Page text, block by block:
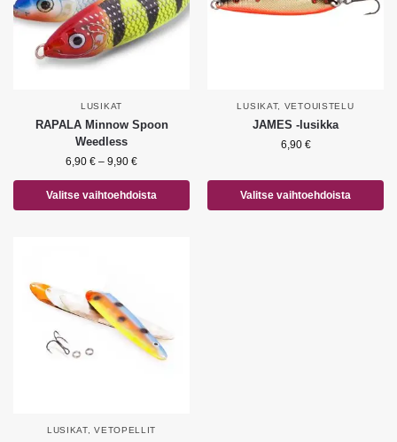
LUSIKAT
RAPALA Minnow Spoon
Weedless
6,90 € – 9,90 €
Valitse vaihtoehdoista
LUSIKAT, VETOUISTELU
JAMES -lusikka
6,90 €
Valitse vaihtoehdoista
LUSIKAT,VETOPELLIT